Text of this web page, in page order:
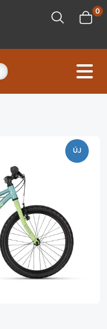
0
ÚJ